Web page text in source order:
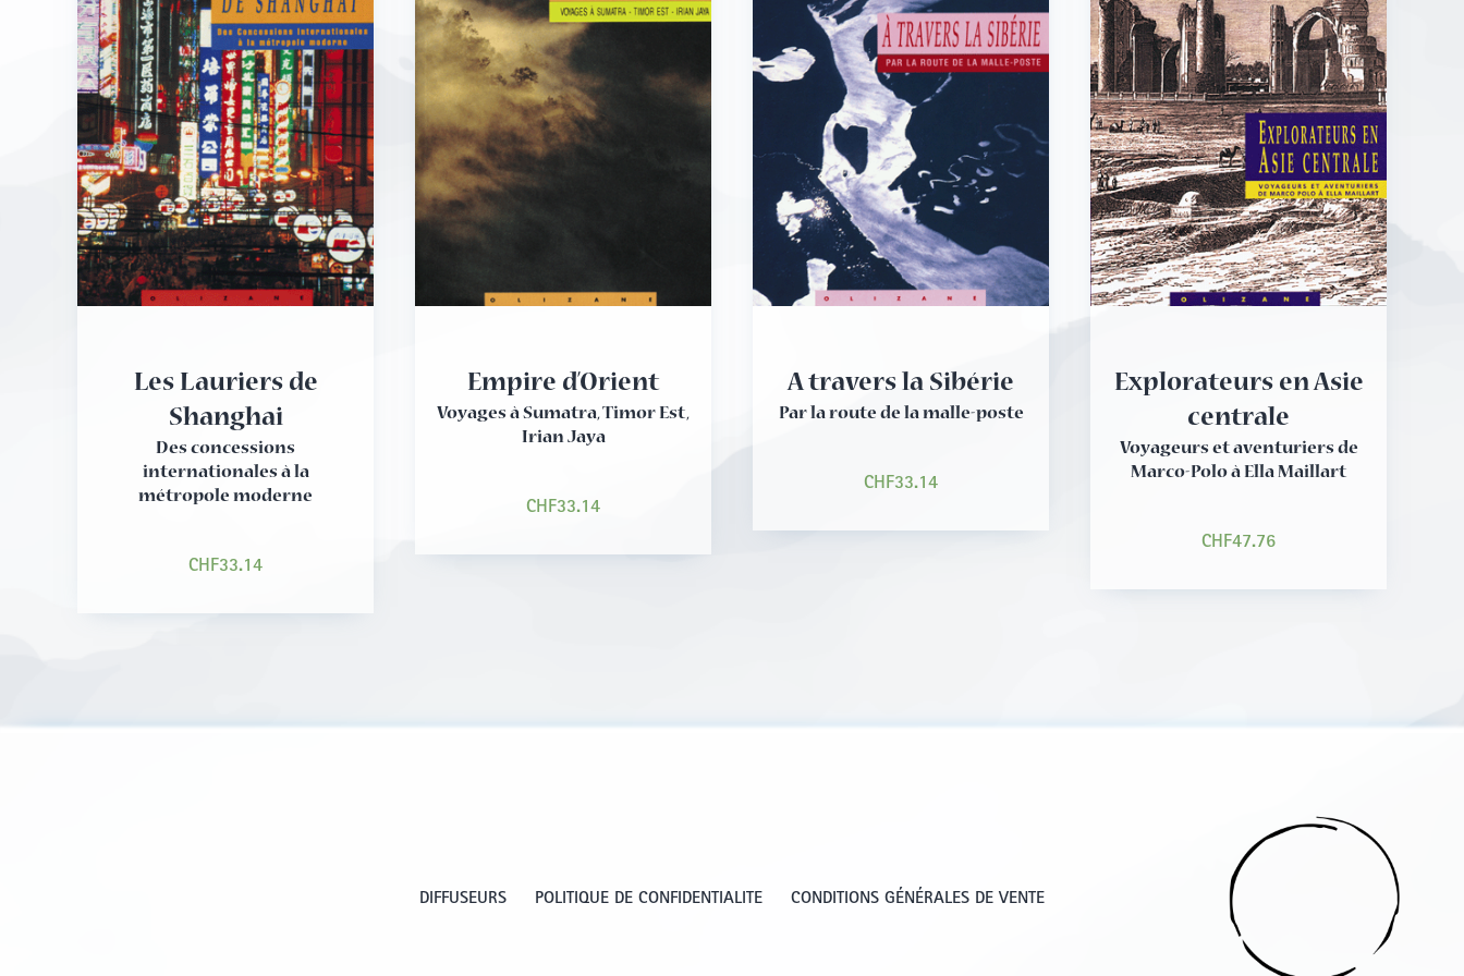
Les Lauriers de
Shanghai
Des concessions
internationales à la
métropole moderne
CHF33.14
Empire d’Orient
Voyages à Sumatra, Timor Est,
Irian Jaya
CHF33.14
A travers la Sibérie
Par la route de la malle-poste
CHF33.14
Explorateurs en Asie
centrale
Voyageurs et aventuriers de
Marco-Polo à Ella Maillart
CHF47.76
DIFFUSEURS POLITIQUE DE CONFIDENTIALITE CONDITIONS GÉNÉRALES DE VENTE